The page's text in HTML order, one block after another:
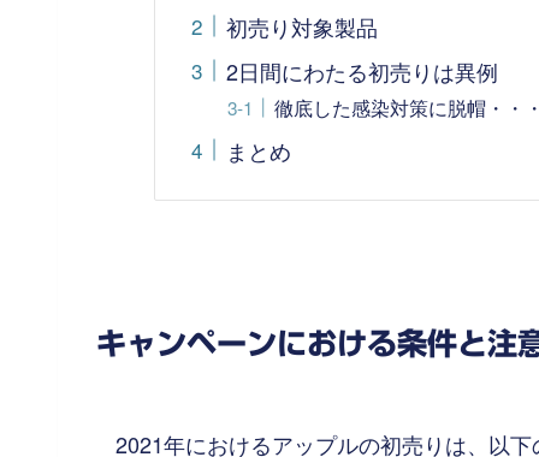
初売り対象製品
2日間にわたる初売りは異例
徹底した感染対策に脱帽・・
まとめ
キャンペーンにおける条件と注
2021年におけるアップルの初売りは、以